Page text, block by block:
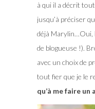
à qui il a décrit
jusqu’à préciser
déjà Marylin…Oui,
de blogueuse !).
avec un choix de
tout fier que je le
qu’à me faire un